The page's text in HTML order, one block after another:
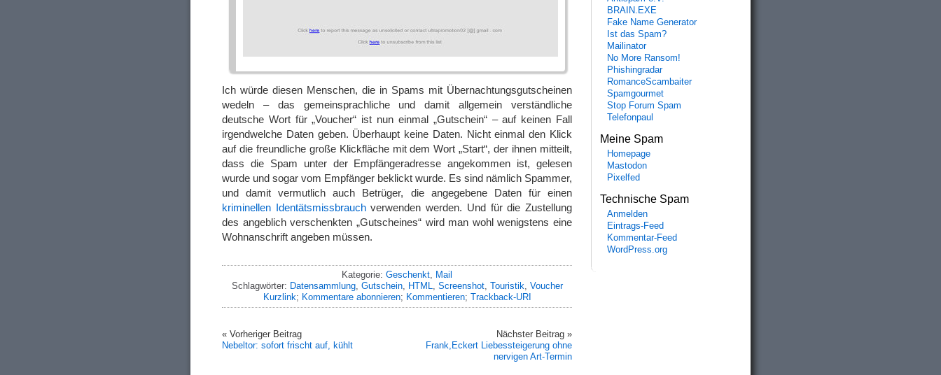
Ich würde diesen Menschen, die in Spams mit Übernachtungsgutscheinen
wedeln – das gemeinsprachliche und damit allgemein verständliche
deutsche Wort für „Voucher“ ist nun einmal „Gutschein“ – auf keinen Fall
irgendwelche Daten geben. Überhaupt keine Daten. Nicht einmal den Klick
auf die freundliche große Klickfläche mit dem Wort „Start“, der ihnen mitteilt,
dass die Spam unter der Empfängeradresse angekommen ist, gelesen
wurde und sogar vom Empfänger beklickt wurde. Es sind nämlich Spammer,
und damit vermutlich auch Betrüger, die angegebene Daten für einen
kriminellen Identätsmissbrauchverwenden werden. Und für die Zustellung
des angeblich verschenkten „Gutscheines“ wird man wohl wenigstens eine
Wohnanschrift angeben müssen.
Kategorie: Geschenkt Mail
Schlagwörter: Datensammlung, Gutschein, HTML Screenshot, Touristik Voucher
Kurzlink; Kommentare abonnieren; Kommentieren; Trackback-URI
« Vorheriger Beitrag
Nebeltor: sofort frischt auf, kühlt
Nächster Beitrag »
Frank,Eckert Liebessteigerung ohne
nervigen Art-Termin
BRAIN.EXE
Fake Name Generator
Ist das Spam?
Mailinator
No More Ransom!
Phishingradar
RomanceScambaiter
Spamgourmet
Stop Forum Spam
Telefonpaul
Meine Spam
Homepage
Mastodon
Pixelfed
Technische Spam
Anmelden
Eintrags-Feed
Kommentar-Feed
WordPress.org